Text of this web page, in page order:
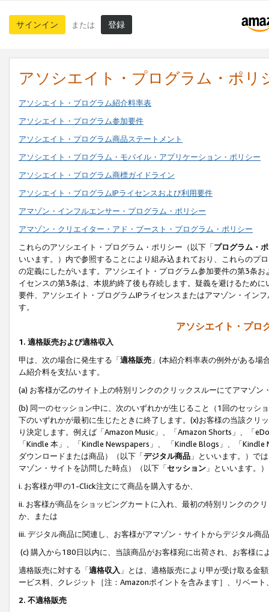
サインイン または 登録
アソシエイト・プログラム・ポリ
アソシエイト・プログラム紹介料率表
アソシエイト・プログラム参加要件
アソシエイト・プログラム商品ステートメント
アソシエイト・プログラム・モバイル・アプリケーション・ポリシー
アソシエイト・プログラム商標ガイドライン
アソシエイト・プログラムIPライセンスおよび利用要件
アマゾン・インフルエンサー・プログラム・ポリシー
アマゾン・クリエイター・アド・ブースト・プログラム・ポリシー
これらのアソシエイト・プログラム・ポリシー（以下「プログラム・
いいます。）内で参照することにより組み込まれており、これらのプ
の定義にしたがいます。アソシエイト・プログラム参加要件の第3条
イセンスの第3条は、本規約終了後も存続します。疑義を避けるため
要件、アソシエイト・プログラムIPライセンスまたはアマゾン・イン
す。
アソシエイト・プロ
1. 適格販売および適格収入
甲は、次の場合に発生する「適格販売 」(本紹介料率表の例外がある
ム紹介料を支払います。
(a) お客様が乙のサイト上の特別リンクのクリックスルーにてアマゾン
(b) 同一のセッション中に、次のいずれかが生じること（1回のセッシ
下のいずれかが最初に生じたときに終了します。(x)お客様の当該ク
り決定します。例えば「Amazon Music」、「Amazon Shorts」、「
「Kindle 本」、「Kindle Newspapers」、 「Kindle Blogs」、「
ダウンロードまたは商品）（以下「デジタル商品 」といいます。）で
マゾン・サイトを訪問した時点）（以下「セッション 」といいます。
i. お客様が甲の1-Click注文にて商品を購入するか、
ii. お客様が商品をショッピングカートに入れ、最初の特別リンクのク
か、または
iii. デジタル商品に関連し、お客様がアマゾン・サイトからデジタル
(c) 購入から180日以内に、当該商品がお客様宛に出荷され、お客様
適格販売に対する「適格収入 」とは、適格販売により甲が受け取る金
ービス料、クレジット［注：Amazonポイントを含みます］、リベー
2. 不適格販売